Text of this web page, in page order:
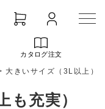
カタログ注文
大きいサイズ（3L以上）
も充実）